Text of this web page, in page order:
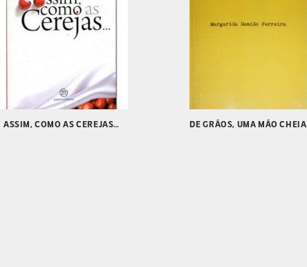
ASSIM, COMO AS CEREJAS… DE GRÃOS, UMA MÃO CHEIA